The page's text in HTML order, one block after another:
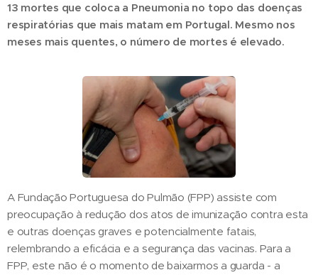
13 mortes que coloca a Pneumonia no topo das doenças
respiratórias que mais matam em Portugal. Mesmo nos
meses mais quentes, o número de mortes é elevado.
A Fundação Portuguesa do Pulmão (FPP) assiste com
preocupação à redução dos atos de imunização contra esta
e outras doenças graves e potencialmente fatais,
relembrando a eficácia e a segurança das vacinas. Para a
FPP, este não é o momento de baixarmos a guarda - a